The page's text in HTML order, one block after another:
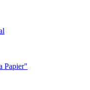
Papier"